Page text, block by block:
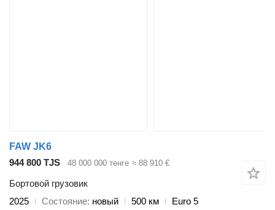
FAW JK6
944 800 TJS
48 000 000 тенге ≈ 88 910 €
Бортовой грузовик
2025
Состояние новый 500 км
Euro 5